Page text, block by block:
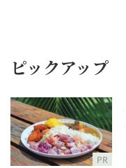
ピックアップ
PR